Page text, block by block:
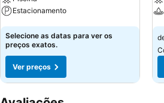
Estacionamento
Ver preços
Selecione as datas para ver os
preços exatos.
Ver preços